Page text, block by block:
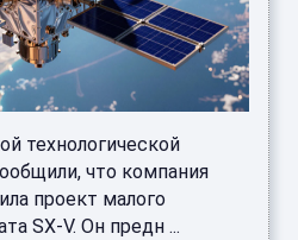
технологической
что компания
проект малого
SX-V. Он предн ...